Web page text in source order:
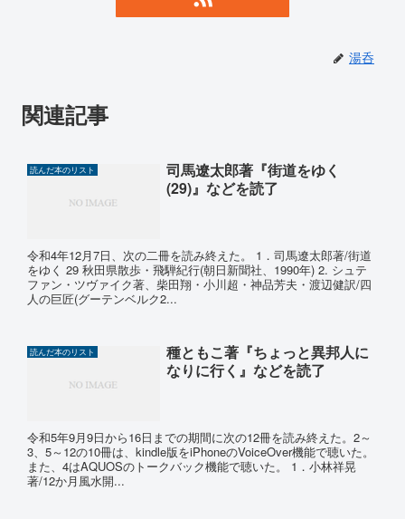
湯呑
関連記事
読んだ本のリスト
司馬遼太郎著『街道をゆく
(29)』などを読了
令和4年12月7日、次の二冊を読み終えた。 1．司馬遼太郎著/街道
をゆく 29 秋田県散歩・飛騨紀行(朝日新聞社、1990年) 2. シュテ
ファン・ツヴァイク著、柴田翔・小川超・神品芳夫・渡辺健訳/四
人の巨匠(グーテンベルク2...
読んだ本のリスト
種ともこ著『ちょっと異邦人に
なりに行く』などを読了
令和5年9月9日から16日までの期間に次の12冊を読み終えた。2～
3、5～12の10冊は、kindle版をiPhoneのVoiceOver機能で聴いた。
また、4はAQUOSのトークバック機能で聴いた。 1．小林祥晃
著/12か月風水開...